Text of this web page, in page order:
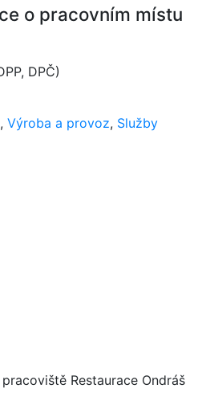
o pracovním místu
DPČ)
, Výroba a provoz, Služby
Restaurace Ondráš